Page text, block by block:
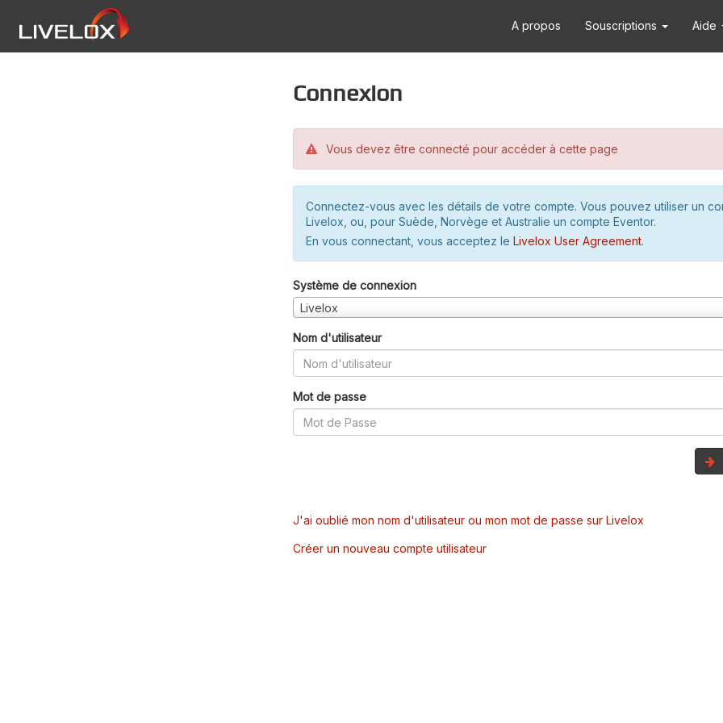
A propos Souscriptions Aide
Connexion
Vous devez être connecté pour accéder à cette page
Connectez-vous avec les détails de votre compte. Vous pouvez utiliser un
Livelox, ou, pour Suède, Norvège et Australie un compte Eventor.
En vous connectant, vous acceptez le Livelox User Agreement.
Système de connexion
Livelox
Nom d'utilisateur
Mot de passe
J'ai oublié mon nom d'utilisateur ou mon mot de passe sur Livelox
Créer un nouveau compte utilisateur